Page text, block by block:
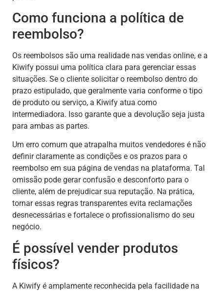
Como funciona a política de
reembolso?
Os reembolsos são uma realidade nas vendas online, e a
Kiwify possui uma política clara para gerenciar essas
situações. Se o cliente solicitar o reembolso dentro do
prazo estipulado, que geralmente varia conforme o tipo
de produto ou serviço, a Kiwify atua como
intermediadora. Isso garante que a devolução seja justa
para ambas as partes.
Um erro comum que atrapalha muitos vendedores é não
definir claramente as condições e os prazos para o
reembolso em sua página de vendas na plataforma. Tal
omissão pode gerar confusão e desconforto para o
cliente, além de prejudicar sua reputação. Na prática,
tornar essas regras transparentes evita reclamações
desnecessárias e fortalece o profissionalismo do seu
negócio.
É possível vender produtos
físicos?
A Kiwify é amplamente reconhecida pela facilidade na